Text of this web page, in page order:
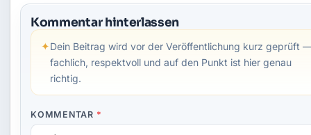
Kommentar hinterlassen
✦Dein Beitrag wird vor der Veröffentlichung kurz geprüft
fachlich, respektvoll und auf den Punkt ist hier genau
richtig.
KOMMENTAR *